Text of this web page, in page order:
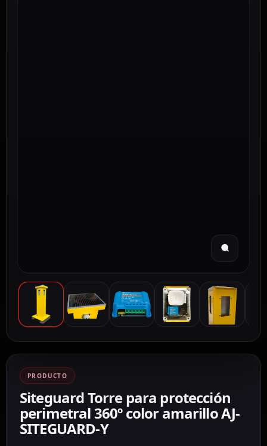
PRODUCTO
Siteguard Torre para protección
perimetral 360º color amarillo AJ-
SITEGUARD-Y